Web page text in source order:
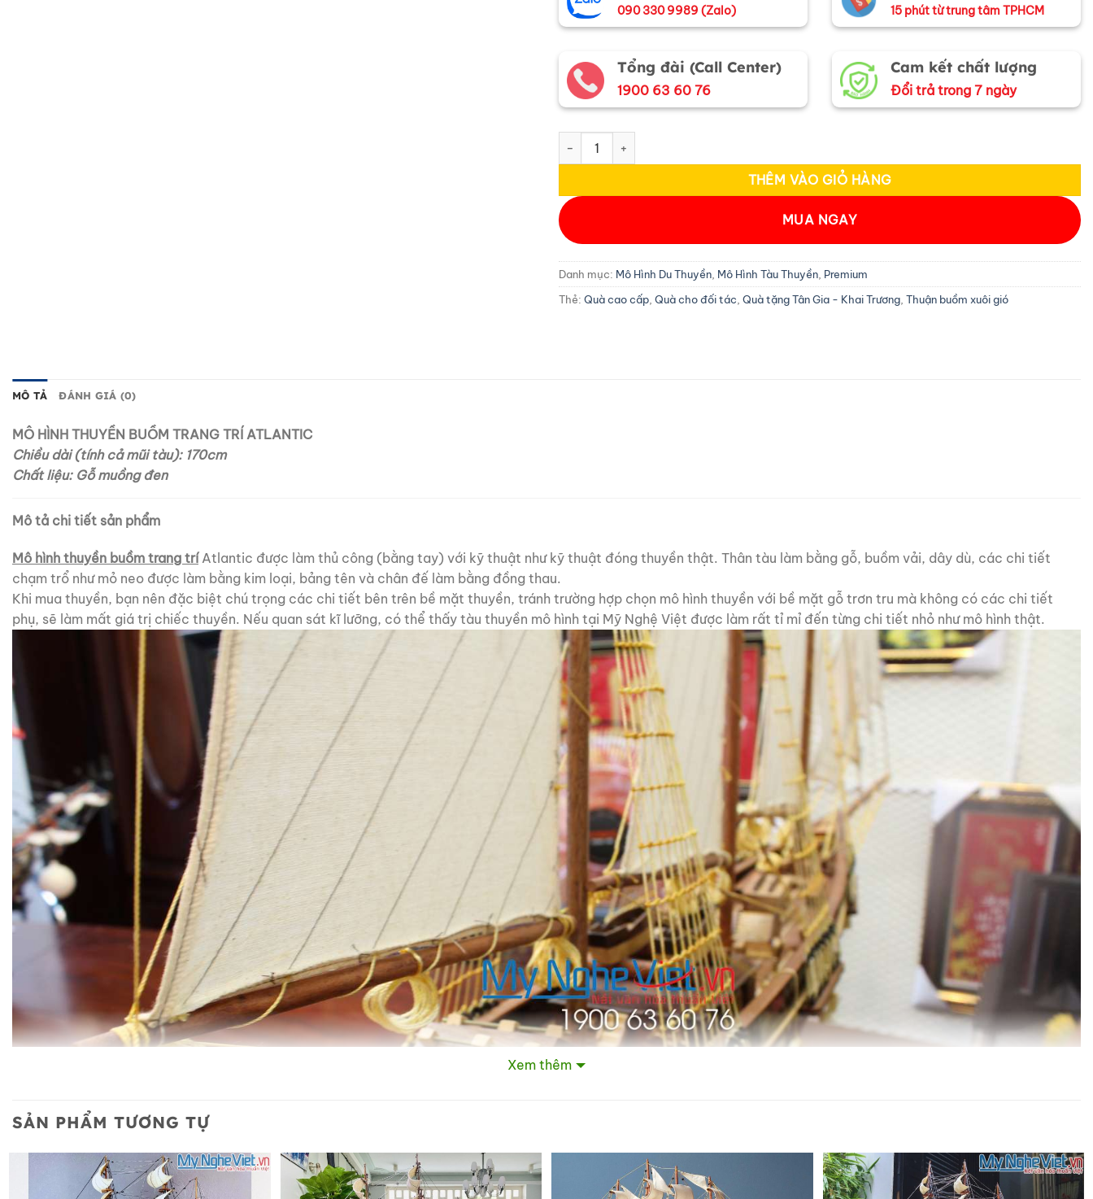
090 330 9989 (Zalo) 15 phút từ trung tâm TPHCM
Tổng đài (Call Center)
1900 63 60 76
Cam kết chất lượng
Đổi trả trong 7 ngày
Mô hình du thuyền Atlantic gỗ tự nhiên thân 1m5 MNV-TB20-1 số lượng
THÊM VÀO GIỎ HÀNG
MUA NGAY
Danh mục: Mô Hình Du Thuyền Mô Hình Tàu Thuyền Premium
Thẻ: Quà cao cấp Quà cho đối tác Quà tặng Tân Gia - Khai Trương Thuận buồm xuôi gió
MÔ TẢ ĐÁNH GIÁ (0)
MÔ HÌNH THUYỀN BUỒM TRANG TRÍ ATLANTIC
Chiều dài (tính cả mũi tàu): 170cm
Chất liệu: Gỗ muồng đen
Mô tả chi tiết sản phẩm
Mô hình thuyền buồm trang tríAtlantic được làm thủ công (bằng tay) với kỹ thuật như kỹ thuật đóng thuyền thật. Thân tàu làm bằng gỗ, buồm vải, dây dù, các chi tiết
chạm trổ như mỏ neo được làm bằng kim loại, bảng tên và chân đế làm bằng đồng thau.
Khi mua thuyền, bạn nên đặc biệt chú trọng các chi tiết bên trên bề mặt thuyền, tránh trường hợp chọn mô hình thuyền với bề mặt gỗ trơn tru mà không có các chi tiết
phụ, sẽ làm mất giá trị chiếc thuyền. Nếu quan sát kĩ lưỡng, có thể thấy tàu thuyền mô hình tại Mỹ Nghệ Việt được làm rất tỉ mỉ đến từng chi tiết nhỏ như mô hình thật.
Xem thêm
SẢN PHẨM TƯƠNG TỰ